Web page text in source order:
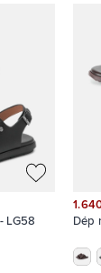
LG58 Dép